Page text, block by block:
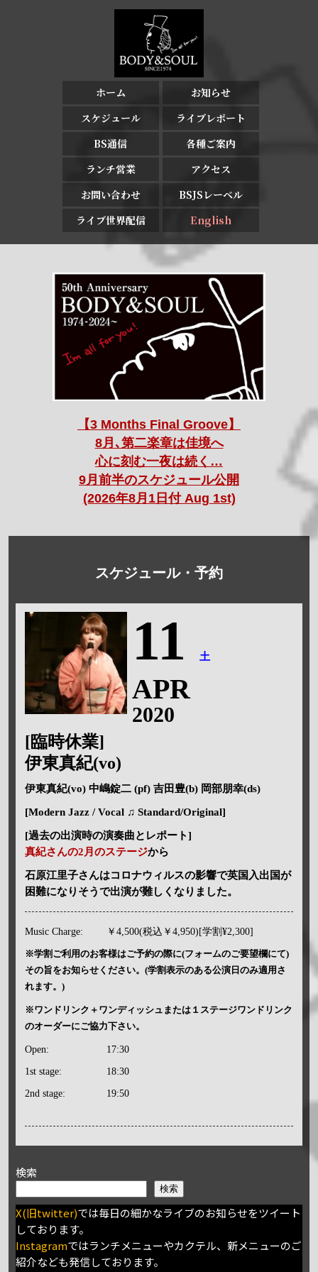
ホーム
お知らせ
スケジュール
ライブレポート
BS通信
各種ご案内
ランチ営業
アクセス
お問い合わせ
BSJSレーベル
ライブ世界配信
English
【3 Months Final Groove】
8月､第二楽章は佳境へ
心に刻む一夜は続く…
9月前半のスケジュール公開
(2026年8月1日付 Aug 1st)
スケジュール・予約
11 土
APR
2020
[臨時休業]
伊東真紀(vo)
伊東真紀(vo) 中嶋錠二 (pf) 吉田豊(b) 岡部朋幸(ds)
[Modern Jazz / Vocal ♫ Standard/Original]
[過去の出演時の演奏曲とレポート]
真紀さんの2月のステージから
石原江里子さんはコロナウィルスの影響で英国入出国が
困難になりそうで出演が難しくなりました。
Music Charge: ￥4,500(税込￥4,950)[学割¥2,300]
※学割ご利用のお客様はご予約の際に(フォームのご要望欄にて)
その旨をお知らせください。(学割表示のある公演日のみ適用さ
れます。)
※ワンドリンク＋ワンディッシュまたは１ステージワンドリンク
のオーダーにご協力下さい。
Open: 17:30
1st stage: 18:30
2nd stage: 19:50
検索
検索
X(旧twitter)では毎日の細かなライブのお知らせをツイート
しております。
Instagramではランチメニューやカクテル、新メニューのご
紹介なども発信しております。